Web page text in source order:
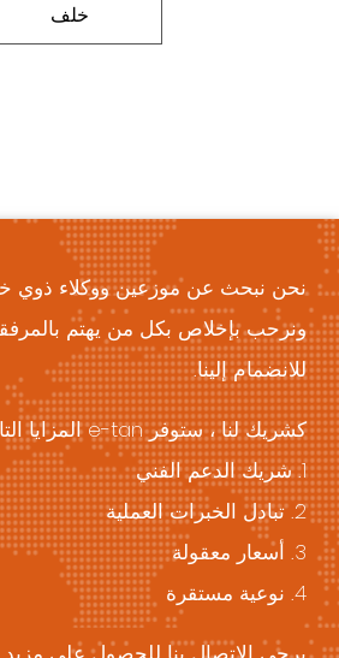
خلف
نحن نبحث عن موزعين ووكلاء ذوي
ونرحب بإخلاص بكل من يهتم
للانضمام إلينا.
كشريك لنا ، ستوفر e-tan المزايا التالية:
1. شريك الدعم الفني
2. تبادل الخبرات العملية
3. أسعار معقولة
4. نوعية مستقرة